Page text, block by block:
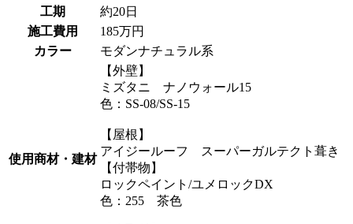
工期
約20日
施工費用
185万円
カラー
モダンナチュラル系
使用商材・建材
【外壁】
ミズタニ ナノウォール15
色：SS-08/SS-15
【屋根】
アイジールーフ スーパーガルテクト葺き
【付帯物】
ロックペイント/ユメロックDX
色：255 茶色